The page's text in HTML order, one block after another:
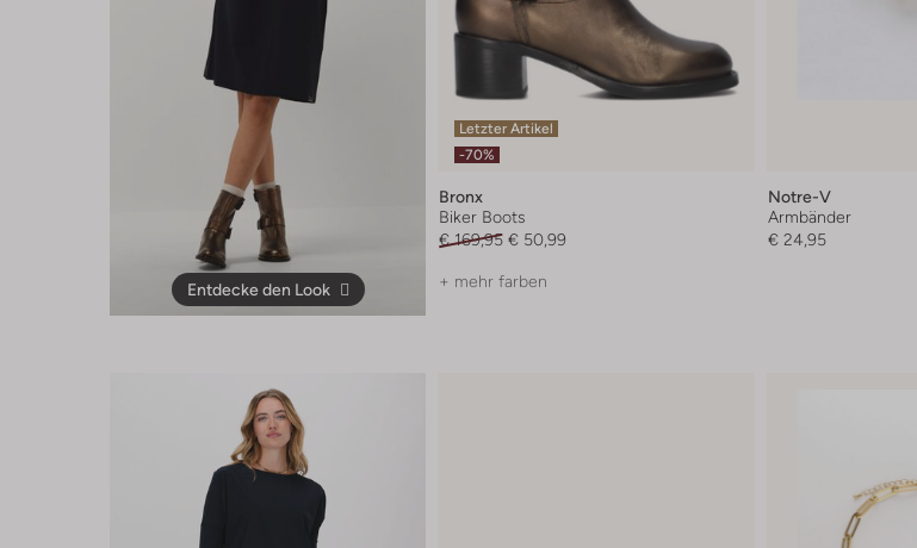
Entdecke den Look
Letzter Artikel
-70%
Bronx
Biker Boots
€ 169,95 € 50,99
+ mehr farben
Notre-V
Armbänder
€ 24,95